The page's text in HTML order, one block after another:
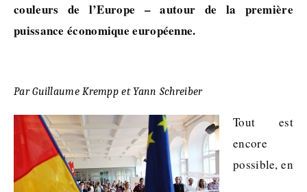
couleurs de l’Europe – autour de la première
puissance économique européenne.
Par Guillaume Krempp et Yann Schreiber
Tout est
encore
possible, en